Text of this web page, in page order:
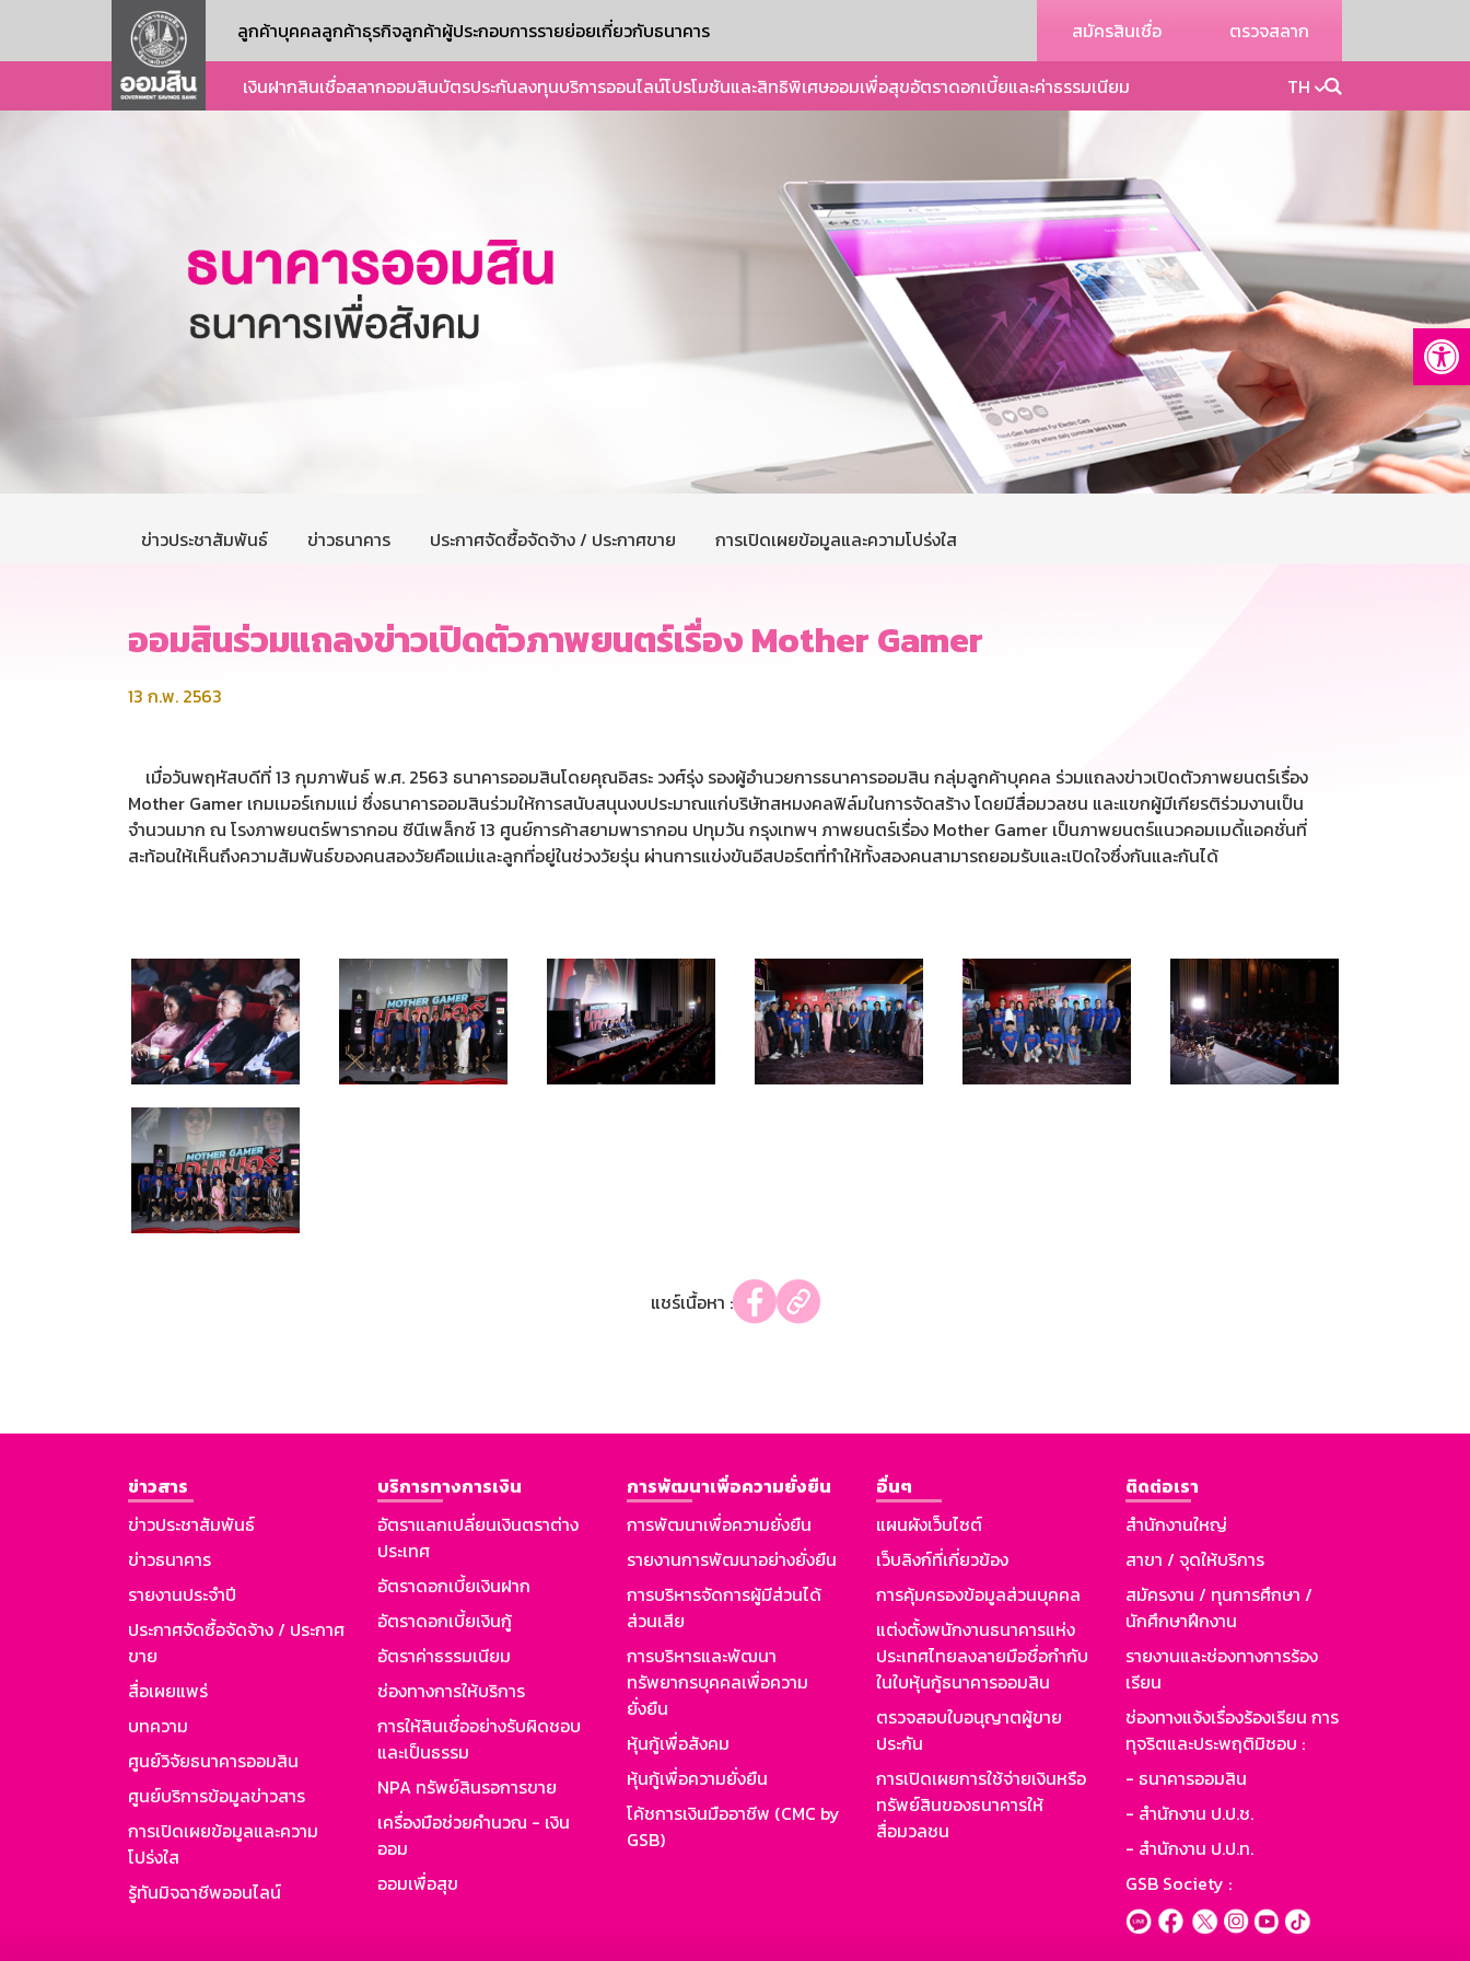
ลูกค้าบุคคลลูกค้าธุรกิจลูกค้าผู้ประกอบการรายย่อยเกี่ยวกับธนาคาร สมัครสินเชื่อ ตรวจสลาก
เงินฝากสินเชื่อสลากออมสินบัตรประกันลงทุนบริการออนไลน์โปรโมชันและสิทธิพิเศษออมเพื่อสุขอัตราดอกเบี้ยและค่าธรรมเนียม TH
ข่าวประชาสัมพันธ์ ข่าวธนาคาร ประกาศจัดซื้อจัดจ้าง / ประกาศขาย การเปิดเผยข้อมูลและความโปร่งใส
ออมสินร่วมแถลงข่าวเปิดตัวภาพยนตร์เรื่อง Mother Gamer
13 ก.พ. 2563
เมื่อวันพฤหัสบดีที่ 13 กุมภาพันธ์ พ.ศ. 2563 ธนาคารออมสินโดยคุณอิสระ วงศ์รุ่ง รองผู้อำนวยการธนาคารออมสิน กลุ่มลูกค้าบุคคล ร่วมแถลงข่าวเปิดตัวภาพยนตร์เรื่อง
Mother Gamer เกมเมอร์เกมแม่ ซึ่งธนาคารออมสินร่วมให้การสนับสนุนงบประมาณแก่บริษัทสหมงคลฟิล์มในการจัดสร้าง โดยมีสื่อมวลชน และแขกผู้มีเกียรติร่วมงานเป็น
จำนวนมาก ณ โรงภาพยนตร์พารากอน ซีนีเพล็กซ์ 13 ศูนย์การค้าสยามพารากอน ปทุมวัน กรุงเทพฯ ภาพยนตร์เรื่อง Mother Gamer เป็นภาพยนตร์แนวคอมเมดี้แอคชั่นที่
สะท้อนให้เห็นถึงความสัมพันธ์ของคนสองวัยคือแม่และลูกที่อยู่ในช่วงวัยรุ่น ผ่านการแข่งขันอีสปอร์ตที่ทำให้ทั้งสองคนสามารถยอมรับและเปิดใจซึ่งกันและกันได้
แชร์เนื้อหา :
ข่าวสาร
ข่าวประชาสัมพันธ์
ข่าวธนาคาร
รายงานประจำปี
ประกาศจัดซื้อจัดจ้าง / ประกาศ
ขาย
สื่อเผยแพร่
บทความ
ศูนย์วิจัยธนาคารออมสิน
ศูนย์บริการข้อมูลข่าวสาร
การเปิดเผยข้อมูลและความ
โปร่งใส
รู้ทันมิจฉาชีพออนไลน์
บริการทางการเงิน
อัตราแลกเปลี่ยนเงินตราต่าง
ประเทศ
อัตราดอกเบี้ยเงินฝาก
อัตราดอกเบี้ยเงินกู้
อัตราค่าธรรมเนียม
ช่องทางการให้บริการ
การให้สินเชื่ออย่างรับผิดชอบ
และเป็นธรรม
NPA ทรัพย์สินรอการขาย
เครื่องมือช่วยคำนวณ - เงิน
ออม
ออมเพื่อสุข
การพัฒนาเพื่อความยั่งยืน
การพัฒนาเพื่อความยั่งยืน
รายงานการพัฒนาอย่างยั่งยืน
การบริหารจัดการผู้มีส่วนได้
ส่วนเสีย
การบริหารและพัฒนา
ทรัพยากรบุคคลเพื่อความ
ยั่งยืน
หุ้นกู้เพื่อสังคม
หุ้นกู้เพื่อความยั่งยืน
โค้ชการเงินมืออาชีพ (CMC by
GSB)
อื่นๆ
แผนผังเว็บไซต์
เว็บลิงก์ที่เกี่ยวข้อง
การคุ้มครองข้อมูลส่วนบุคคล
แต่งตั้งพนักงานธนาคารแห่ง
ประเทศไทยลงลายมือชื่อกำกับ
ในใบหุ้นกู้ธนาคารออมสิน
ตรวจสอบใบอนุญาตผู้ขาย
ประกัน
การเปิดเผยการใช้จ่ายเงินหรือ
ทรัพย์สินของธนาคารให้
สื่อมวลชน
ติดต่อเรา
สำนักงานใหญ่
สาขา / จุดให้บริการ
สมัครงาน / ทุนการศึกษา /
นักศึกษาฝึกงาน
รายงานและช่องทางการร้อง
เรียน
ช่องทางแจ้งเรื่องร้องเรียน การ
ทุจริตและประพฤติมิชอบ :
- ธนาคารออมสิน
- สำนักงาน ป.ป.ช.
- สำนักงาน ป.ป.ท.
GSB Society :